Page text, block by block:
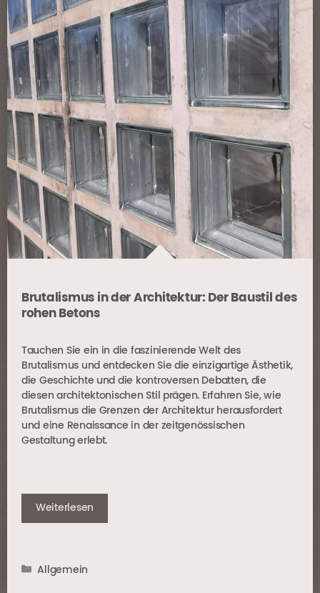
Brutalismus in der Architektur: Der Baustil des
rohen Betons
Tauchen Sie ein in die faszinierende Welt des
Brutalismus und entdecken Sie die einzigartige Ästhetik,
die Geschichte und die kontroversen Debatten, die
diesen architektonischen Stil prägen. Erfahren Sie, wie
Brutalismus die Grenzen der Architektur herausfordert
und eine Renaissance in der zeitgenössischen
Gestaltung erlebt.
Weiterlesen
Kategorien
Allgemein